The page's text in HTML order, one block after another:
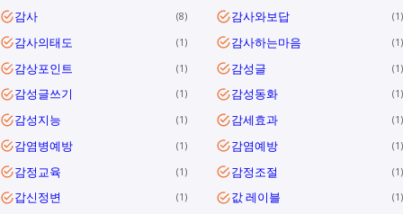
감사 8 감사와보답 1
감사의태도 1 감사하는마음 1
감상포인트 1 감성글 1
감성글쓰기 1 감성동화 1
감성지능 1 감세효과 1
감염병예방 1 감염예방 1
감정교육 1 감정조절 1
갑신정변 1 값 레이블 1